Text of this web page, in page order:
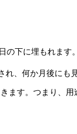
の下に埋もれま
、何か月後にも
す。つまり、用